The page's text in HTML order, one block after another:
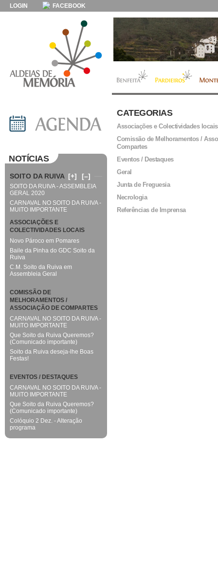
LOGIN FACEBOOK
CATEGORIAS
Associações e Colectividades locais
Comissão de Melhoramentos /
Compartes
Eventos / Destaques
Geral
Junta de Freguesia
Necrologia
Referências de Imprensa
NOTÍCIAS
SOITO DA RUIVA [+] [–]
SOITO DA RUIVA - ASSEMBLEIA
GERAL 2020
CARNAVAL NO SOITO DA RUIVA -
MUITO IMPORTANTE
ASSOCIAÇÕES E
COLECTIVIDADES LOCAIS
Novo Pároco em Pomares
Baile da Pinha do GDC Soito da
Ruiva
C.M. Soito da Ruiva em
Assembleia Geral
COMISSÃO DE
MELHORAMENTOS /
ASSOCIAÇÃO DE COMPARTES
CARNAVAL NO SOITO DA RUIVA -
MUITO IMPORTANTE
Que Soito da Ruiva Queremos?
(Comunicado importante)
Soito da Ruiva deseja-lhe Boas
Festas!
EVENTOS / DESTAQUES
CARNAVAL NO SOITO DA RUIVA -
MUITO IMPORTANTE
Que Soito da Ruiva Queremos?
(Comunicado importante)
Colóquio 2 Dez. - Alteração
programa